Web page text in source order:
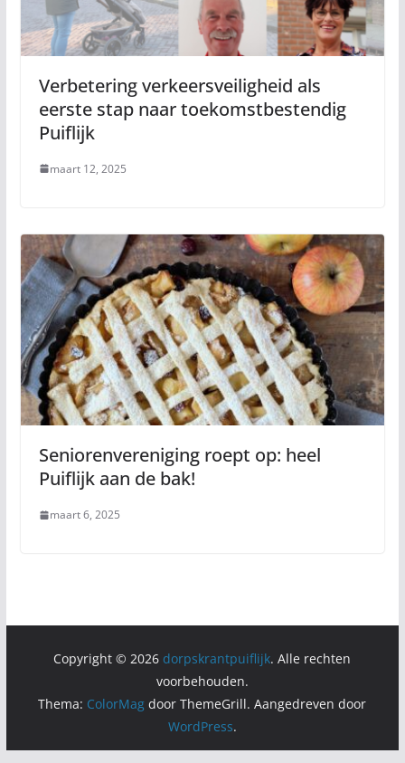
Verbetering verkeersveiligheid als
eerste stap naar toekomstbestendig
Puiflijk
maart 12, 2025
Seniorenvereniging roept op: heel
Puiflijk aan de bak!
maart 6, 2025
Copyright © 2026 dorpskrantpuiflijk. Alle rechten
voorbehouden.
Thema: ColorMag door ThemeGrill. Aangedreven door
WordPress.